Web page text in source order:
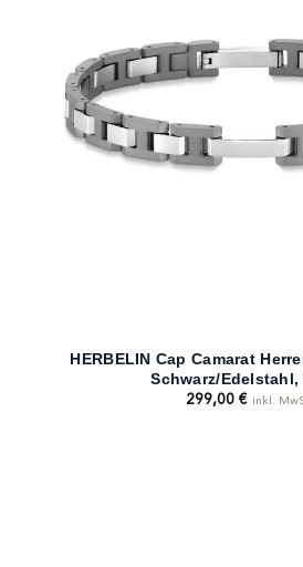
HERBELIN Cap Camarat
Schwarz/Edelstahl,
299,00 € inkl.